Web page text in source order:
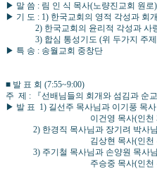
▶ 말 씀 : 림 인 식 목사(노량진
▶ 기 도 : 1) 한국교회의 영적 각성과 회
2) 한국교회의 윤리적 각성과 사랑
3) 합심 통성기도 (위 두가지 주제
▶ 특 송 : 송월교회 중창단
■ 발 표 회 (7:55~9:00) 사 회
주 제 : 『선배님들의 회개와 섬김과 순
▶ 발 표 1) 길선주 목사님과 이기풍 목
이건영 목사(인천 제2교회 담
2) 한경직 목사님과 장기려 박사님
김상현 목사(인천 부광교회 담
3) 주기철 목사님과 손양원 목사님
주승중 목사(인천 주안장로교